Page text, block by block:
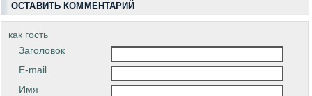
ОСТАВИТЬ КОММЕНТАРИЙ
как гость
Заголовок
E-mail
Имя